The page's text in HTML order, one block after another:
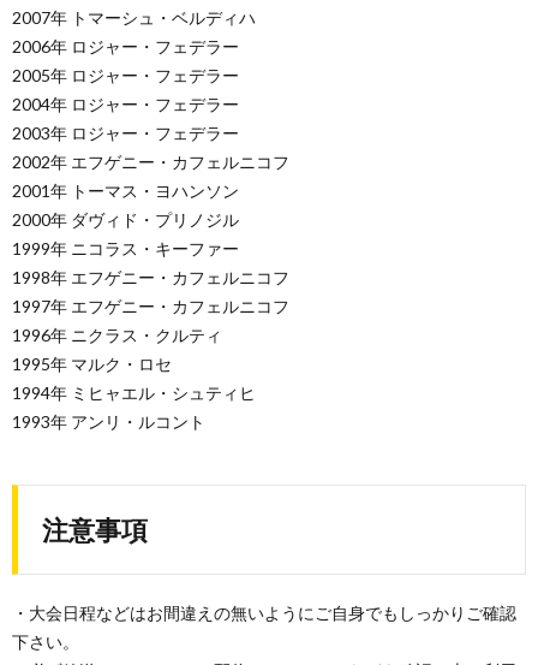
2007年 トマーシュ・ベルディハ
2006年 ロジャー・フェデラー
2005年 ロジャー・フェデラー
2004年 ロジャー・フェデラー
2003年 ロジャー・フェデラー
2002年 エフゲニー・カフェルニコフ
2001年 トーマス・ヨハンソン
2000年 ダヴィド・プリノジル
1999年 ニコラス・キーファー
1998年 エフゲニー・カフェルニコフ
1997年 エフゲニー・カフェルニコフ
1996年 ニクラス・クルティ
1995年 マルク・ロセ
1994年 ミヒャエル・シュティヒ
1993年 アンリ・ルコント
注意事項
・大会日程などはお間違えの無いようにご自身でもしっかりご確認
下さい。